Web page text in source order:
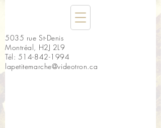
5035 rue St-Denis
Montréal, H2J 2L9
Tél: 514-842-1994
lapetitemarche@videotron.ca